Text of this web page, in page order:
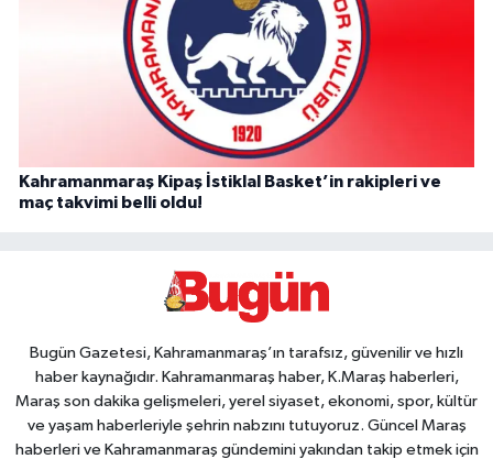
Kahramanmaraş Kipaş İstiklal Basket’in rakipleri ve
maç takvimi belli oldu!
Bugün Gazetesi, Kahramanmaraş’ın tarafsız, güvenilir ve hızlı
haber kaynağıdır. Kahramanmaraş haber, K.Maraş haberleri,
Maraş son dakika gelişmeleri, yerel siyaset, ekonomi, spor, kültür
ve yaşam haberleriyle şehrin nabzını tutuyoruz. Güncel Maraş
haberleri ve Kahramanmaraş gündemini yakından takip etmek için